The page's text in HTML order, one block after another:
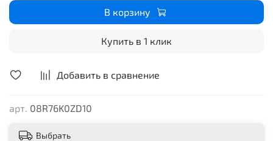
Добавить в сравнение
арт. 08R76K0ZD10
В корзину
Купить в 1 клик
Выбрать